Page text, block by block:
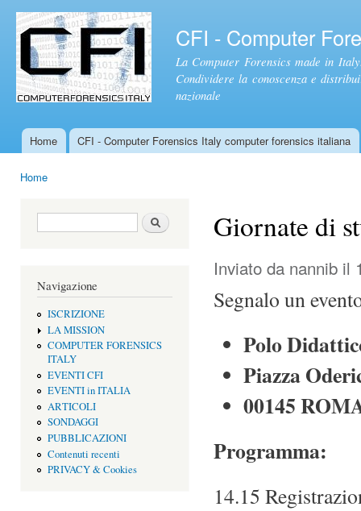
CFI - Computer
La Computer Forensics made in
Condividere la conoscenza e
nazionale
Menu principale
Home CFI - Computer Forensics Italy computer forensics italiana
Home
Form di ricerca Cerca
Navigazione
ISCRIZIONE
LA MISSION
COMPUTER FORENSICS
ITALY
EVENTI CFI
EVENTI in ITALIA
ARTICOLI
SONDAGGI
PUBBLICAZIONI
Contenuti recenti
PRIVACY & Cookies
Giornate di
Inviato da nannib il
Segnalo un
Polo
Piazza
00145
Programma:
14.15